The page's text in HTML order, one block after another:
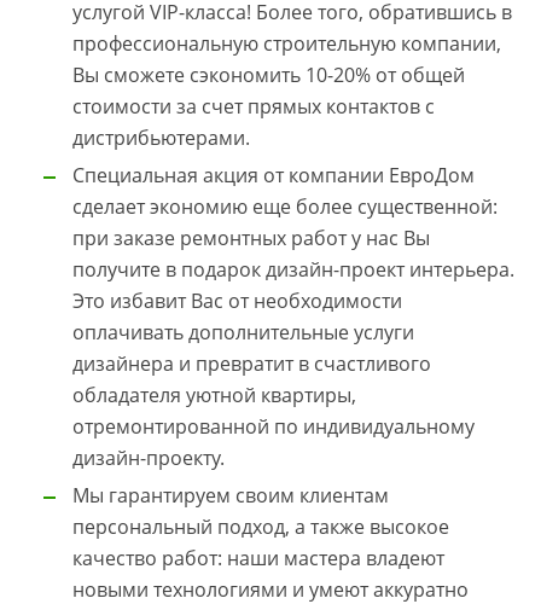
услугой VIP-класса! Более того, обратившись в
профессиональную строительную компании,
Вы сможете сэкономить 10-20% от общей
стоимости за счет прямых контактов с
дистрибьютерами.
Специальная акция от компании ЕвроДом
сделает экономию еще более существенной:
при заказе ремонтных работ у нас Вы
получите в подарок дизайн-проект интерьера.
Это избавит Вас от необходимости
оплачивать дополнительные услуги
дизайнера и превратит в счастливого
обладателя уютной квартиры,
отремонтированной по индивидуальному
дизайн-проекту.
Мы гарантируем своим клиентам
персональный подход, а также высокое
качество работ: наши мастера владеют
новыми технологиями и умеют аккуратно